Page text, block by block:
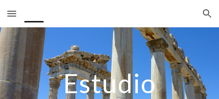
Skip to main content Skip to navigation
Estudio